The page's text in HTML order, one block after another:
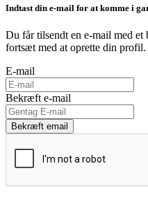
Indtast din e-mail for at komme i
Du får tilsendt en e-mail med
fortsæt med at oprette din profil.
E-mail
Bekræft e-mail
Bekræft email